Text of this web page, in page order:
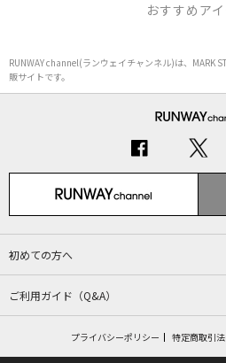
おすすめア
RUNWAY channel(ランウェイチャンネル)は、MARK
販サイトです。
初めての方へ
ご利用ガイド（Q&A）
プライバシーポリシー 特定商取引